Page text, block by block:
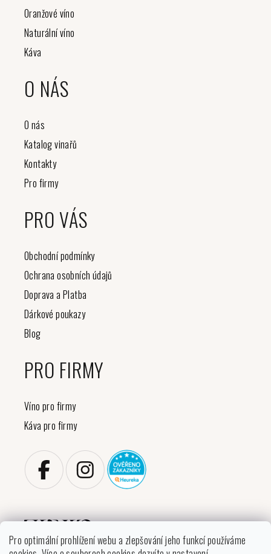
Pro optimální prohlížení webu a zlepšování jeho funkcí používáme
Oranžové víno
Naturální víno
Káva
O NÁS
O nás
Katalog vinařů
Kontakty
Pro firmy
PRO VÁS
Obchodní podmínky
Ochrana osobních údajů
Doprava a Platba
Dárkové poukazy
Blog
PRO FIRMY
Víno pro firmy
Káva pro firmy